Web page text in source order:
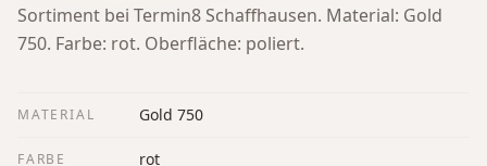
Sortiment bei Termin8 Schaffhausen. Material: Gold
750. Farbe: rot. Oberfläche: poliert.
MATERIAL Gold 750
FARBE rot